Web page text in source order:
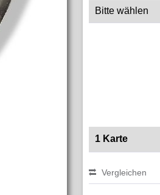
Vergleichen